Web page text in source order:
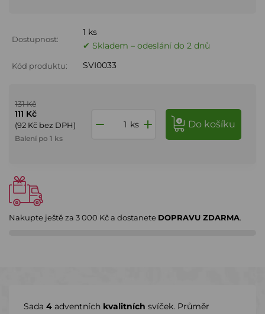
Dostupnost:
1 ks
✔ Skladem – odeslání do 2 dnů
Kód produktu: SVI0033
131 Kč
111 Kč
(92 Kč bez DPH)
Balení po 1 ks
ks do košíku
Nakupte ještě za 3 000 Kča dostanete DOPRAVU ZDARMA.
Sada 4 adventních kvalitních svíček. Průměr